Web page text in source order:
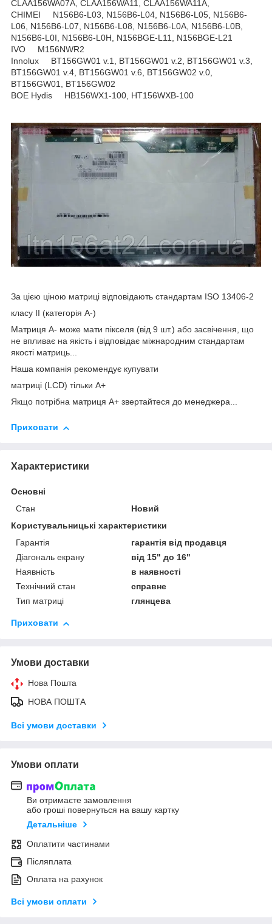
CLAA156WA07A, CLAA156WA11, CLAA156WA11A,
CHIMEI N156B6-L03, N156B6-L04, N156B6-L05, N156B6-
L06, N156B6-L07, N156B6-L08, N156B6-L0A, N156B6-L0B,
N156B6-L0I, N156B6-L0H, N156BGE-L11, N156BGE-L21
IVO M156NWR2
Innolux BT156GW01 v.1, BT156GW01 v.2, BT156GW01 v.3,
BT156GW01 v.4, BT156GW01 v.6, BT156GW02 v.0,
BT156GW01, BT156GW02
BOE Hydis HB156WX1-100, HT156WXB-100
За цією ціною матриці відповідають стандартам ISO 13406-2
класу II (категорія А-)
Матриця А- може мати пікселя (від 9 шт.) або засвічення, що
не впливає на якість і відповідає міжнародним стандартам
якості матриць...
Наша компанія рекомендує купувати
матриці (LCD) тільки А+
Якщо потрібна матриця А+ звертайтеся до менеджера...
Приховати
Характеристики
Основні
Стан
Новий
Користувальницькі характеристики
Гарантія
гарантія від продавця
Діагональ екрану
від 15" до 16"
Наявність
в наявності
Технічний стан
справне
Тип матриці
глянцева
Приховати
Умови доставки
Нова Пошта
НОВА ПОШТА
Всі умови доставки
Умови оплати
Ви отримаєте замовлення
або гроші повернуться на вашу картку
Детальніше
Оплатити частинами
Післяплата
Оплата на рахунок
Всі умови оплати